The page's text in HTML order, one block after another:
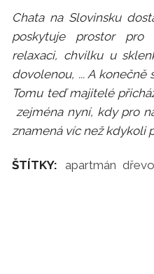
Chata na Slovinsku
poskytuje prostor
relaxaci, chvilku u
dovolenou, ... A
Tomu teď majitelé
zejména nyní, kdy pro
znamená víc než kdykoli
ŠTÍTKY: apartmán